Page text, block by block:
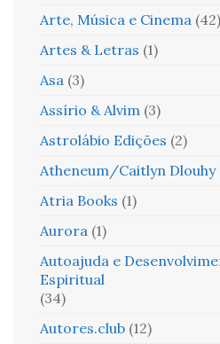
Arte, Música e Cinema (42)
Artes & Letras (1)
Asa (3)
Assírio & Alvim (3)
Astrolábio Edições (2)
Atheneum/Caitlyn Dlouhy
Atria Books (1)
Aurora (1)
Autoajuda e
Espiritual
(34)
Autores.club (12)